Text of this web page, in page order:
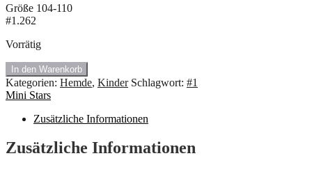
Größe 104-110
#1.262
Vorrätig
#1.262
Karierte
Hemd/
Baumwolle
Mini
Stars.
In den Warenkorb
Kategorien: Hemde, Kinder Schlagwort: #1
Mini Stars
Zusätzliche Informationen
Zusätzliche Informationen